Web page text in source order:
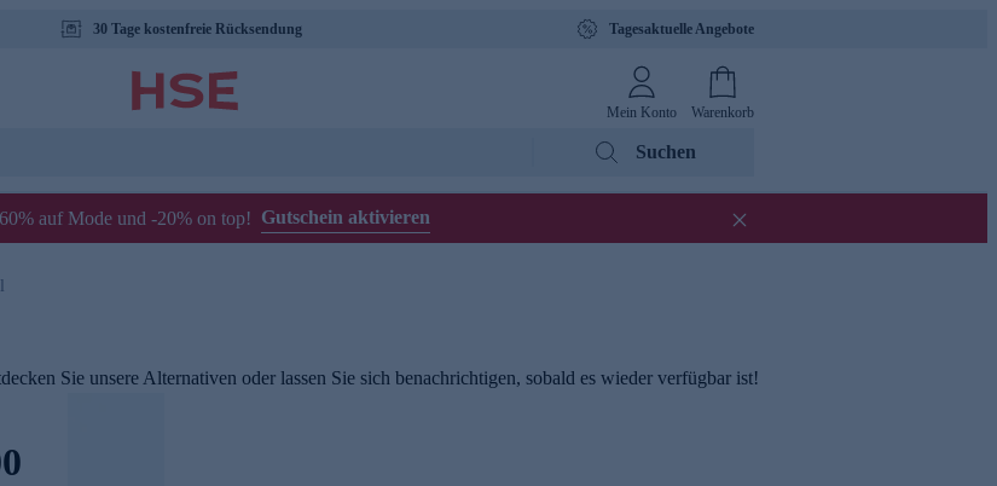
30 Tage kostenfreie Rücksendung Tagesaktuelle Angebote
Mein Konto Warenkorb
Suchen
auf Mode und -20% on top! Gutschein aktivieren
Sie unsere Alternativen oder lassen Sie sich benachrichtigen, sobald es wieder verfügbar ist!